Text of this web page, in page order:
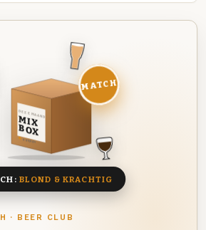
· BEER CLUB
DEZE MAAND
MIX
BOX
8 BIEREN
MATCH
BLOND & KRACHTIG